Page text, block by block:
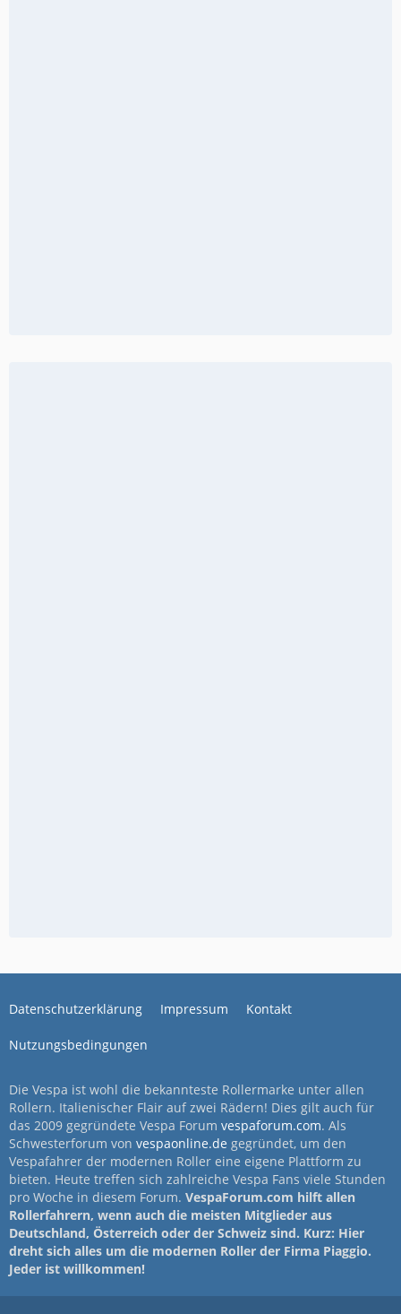
Datenschutzerklärung Impressum Kontakt
Nutzungsbedingungen
Die Vespa ist wohl die bekannteste Rollermarke unter allen
Rollern. Italienischer Flair auf zwei Rädern! Dies gilt auch für
das 2009 gegründete Vespa Forum vespaforum.com. Als
Schwesterforum von vespaonline.de gegründet, um den
Vespafahrer der modernen Roller eine eigene Plattform zu
bieten. Heute treffen sich zahlreiche Vespa Fans viele Stunden
pro Woche in diesem Forum. VespaForum.com hilft allen
Rollerfahrern, wenn auch die meisten Mitglieder aus
Deutschland, Österreich oder der Schweiz sind. Kurz: Hier
dreht sich alles um die modernen Roller der Firma Piaggio.
Jeder ist willkommen!